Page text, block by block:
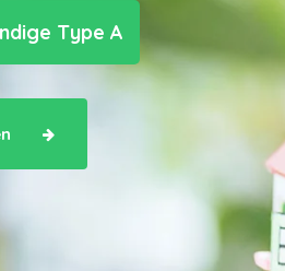
Type A